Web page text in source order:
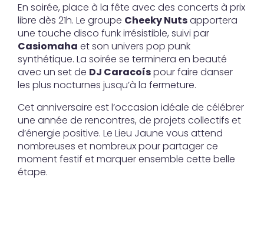
En soirée, place à la fête avec des concerts à prix
libre dès 21h. Le groupe Cheeky Nutsapportera
une touche disco funk irrésistible, suivi par
Casiomaha et son univers pop punk
synthétique. La soirée se terminera en beauté
avec un set de DJ Caracoíspour faire danser
les plus nocturnes jusqu’à la fermeture.
Cet anniversaire est l’occasion idéale de célébrer
une année de rencontres, de projets collectifs et
d’énergie positive. Le Lieu Jaune vous attend
nombreuses et nombreux pour partager ce
moment festif et marquer ensemble cette belle
étape.